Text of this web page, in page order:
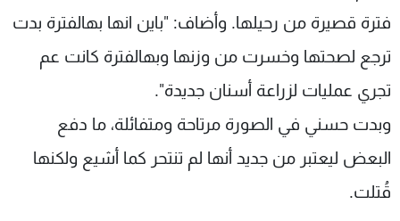
فترة قصيرة من رحيلها. وأضاف: "باين انها بهالفترة بدت
ترجع لصحتها وخسرت من وزنها وبهالفترة كانت عم
تجري عمليات لزراعة أسنان جديدة".
وبدت حسني في الصورة مرتاحة ومتفائلة، ما دفع
البعض ليعتبر من جديد أنها لم تنتحر كما أشيع ولكنها
قُتلت.